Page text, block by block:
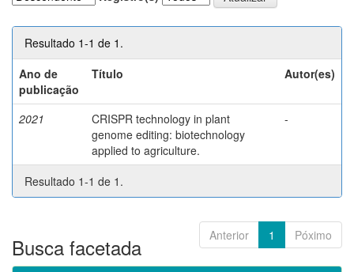
Resultado 1-1 de 1.
Ano de
publicação
Título Autor(es)
2021
CRISPR technology in plant
genome editing: biotechnology
applied to agriculture.
-
Resultado 1-1 de 1.
Anterior 1 Póximo
Busca facetada